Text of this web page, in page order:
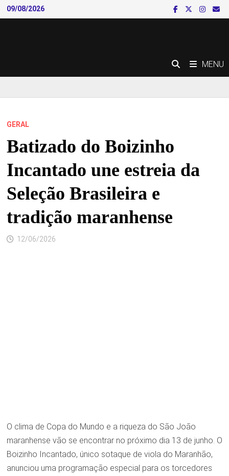
Skip
to
09/08/2026
MENU
GERAL
Batizado do Boizinho
Incantado une estreia da
Seleção Brasileira e
tradição maranhense
12/06/2026
O clima de Copa do Mundo e a riqueza do São João
maranhense vão se encontrar no próximo dia 13 de junho. O
Boizinho Incantado, único sotaque de viola do Maranhão,
anunciou uma programação especial para os torcedores